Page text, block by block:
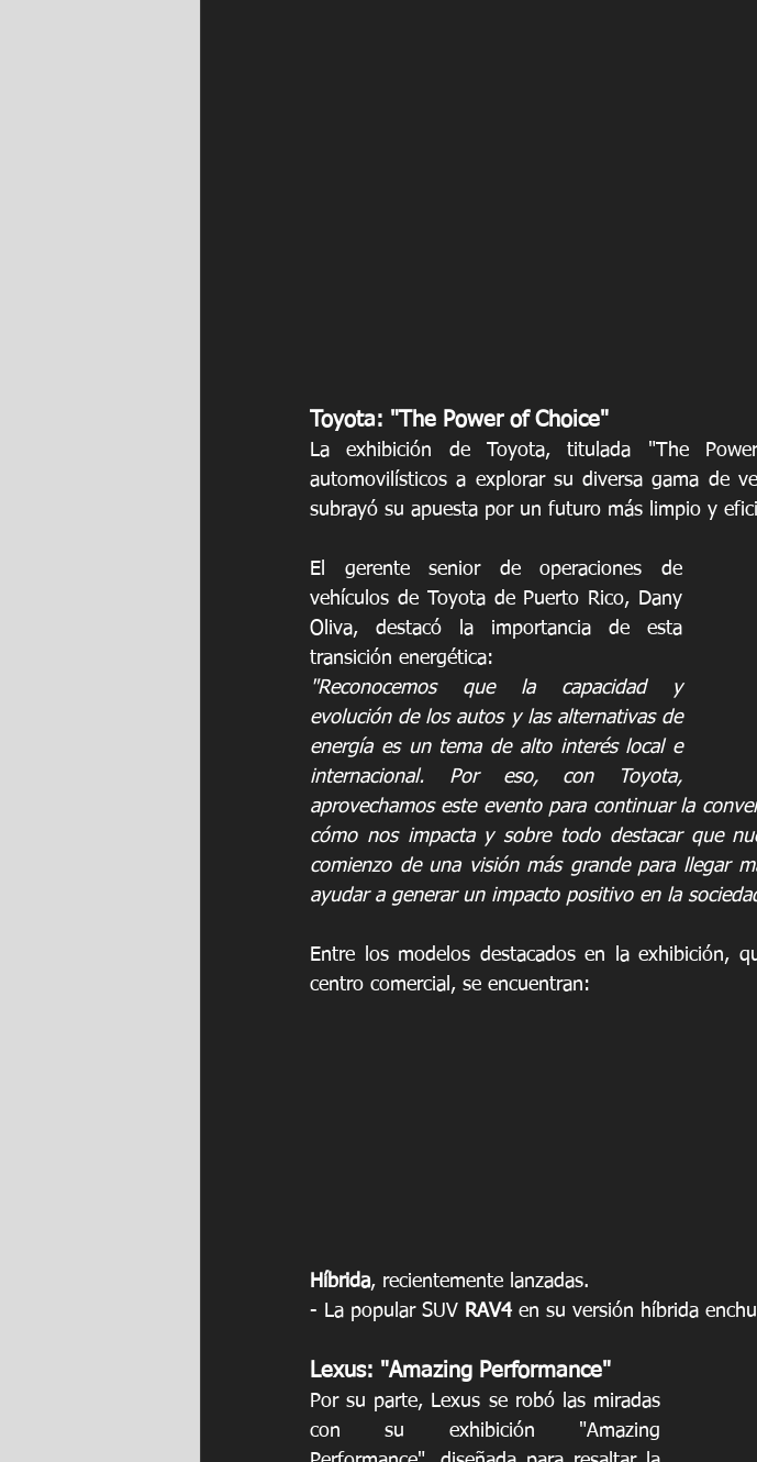
Toyota: "The Power of Choice"
La exhibición de Toyota, titulada "The
automovilísticos a explorar su diversa gama de
subrayó su apuesta por un futuro más limpio y
El gerente senior de operaciones de
vehículos de Toyota de Puerto Rico, Dany
Oliva, destacó la importancia de esta
transición energética:
"Reconocemos que la capacidad y
evolución de los autos y las alternativas de
energía es un tema de alto interés local e
internacional. Por eso, con Toyota,
aprovechamos este evento para continuar la
cómo nos impacta y sobre todo destacar que
comienzo de una visión más grande para llegar
ayudar a generar un impacto positivo en la
Entre los modelos destacados en la exhibición,
centro comercial, se encuentran:
Híbrida, recientemente lanzadas.
- La popular SUV RAV4 en su versión híbrida
Lexus: "Amazing Performance"
Por su parte, Lexus se robó las miradas
con su exhibición "Amazing